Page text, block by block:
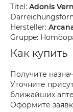
Titel: Adonis
Hersteller:
Gruppe:
Как купить
Получите
Уточните
ближайших
Оформите